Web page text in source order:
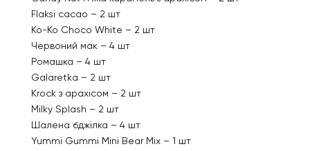
Flaksi cacao – 2 шт
Ko-Ko Choco White – 2 шт
Червоний мак – 4 шт
Ромашка – 4 шт
Galaretkа – 2 шт
Krock з арахісом – 2 шт
Milky Splash – 2 шт
Шалена бджілка – 4 шт
Yummi Gummi Mini Bear Mix – 1 шт